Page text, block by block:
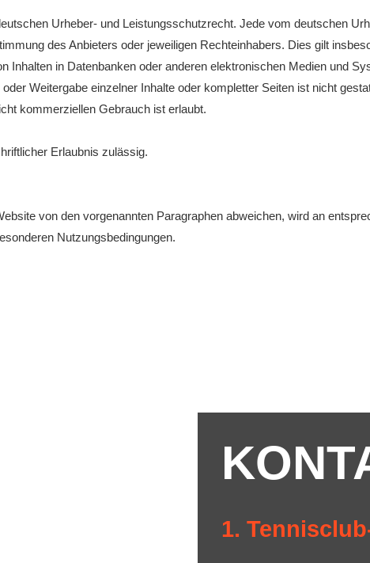
Urheber- und Leistungsschutzrecht. Jede vom deutschen
des Anbieters oder jeweiligen Rechteinhabers. Dies gilt
Inhalten in Datenbanken oder anderen elektronischen Medien und
Weitergabe einzelner Inhalte oder kompletter Seiten ist nicht
kommerziellen Gebrauch ist erlaubt.
Erlaubnis zulässig.
von den vorgenannten Paragraphen abweichen, wird an
Nutzungsbedingungen.
1.